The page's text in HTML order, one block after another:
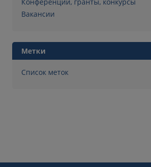
Вакансии
Метки
Список меток